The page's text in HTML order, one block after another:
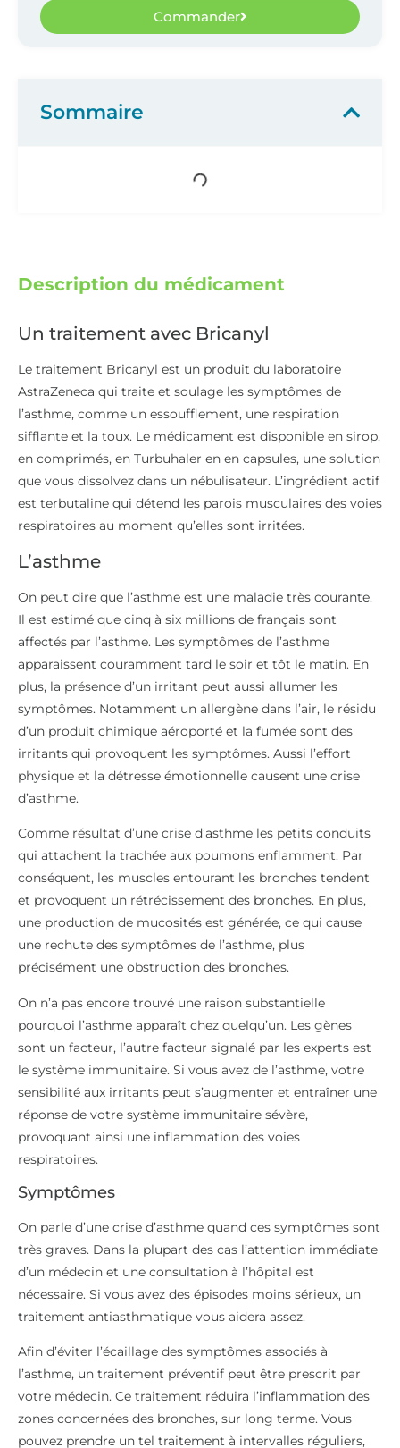
Commander
Description du médicament
Un traitement avec Bricanyl
Le traitement Bricanyl est un produit du laboratoire
AstraZeneca qui traite et soulage les symptômes de
l’asthme, comme un essoufflement, une respiration
sifflante et la toux. Le médicament est disponible en sirop,
en comprimés, en Turbuhaler en en capsules, une solution
que vous dissolvez dans un nébulisateur. L’ingrédient actif
est terbutaline qui détend les parois musculaires des voies
respiratoires au moment qu’elles sont irritées.
L’asthme
On peut dire que l’asthme est une maladie très courante.
Il est estimé que cinq à six millions de français sont
affectés par l’asthme. Les symptômes de l’asthme
apparaissent couramment tard le soir et tôt le matin. En
plus, la présence d’un irritant peut aussi allumer les
symptômes. Notamment un allergène dans l’air, le résidu
d’un produit chimique aéroporté et la fumée sont des
irritants qui provoquent les symptômes. Aussi l’effort
physique et la détresse émotionnelle causent une crise
d’asthme.
Comme résultat d’une crise d’asthme les petits conduits
qui attachent la trachée aux poumons enflamment. Par
conséquent, les muscles entourant les bronches tendent
et provoquent un rétrécissement des bronches. En plus,
une production de mucosités est générée, ce qui cause
une rechute des symptômes de l’asthme, plus
précisément une obstruction des bronches.
On n’a pas encore trouvé une raison substantielle
pourquoi l’asthme apparaît chez quelqu’un. Les gènes
sont un facteur, l’autre facteur signalé par les experts est
le système immunitaire. Si vous avez de l’asthme, votre
sensibilité aux irritants peut s’augmenter et entraîner une
réponse de votre système immunitaire sévère,
provoquant ainsi une inflammation des voies
respiratoires.
Symptômes
On parle d’une crise d’asthme quand ces symptômes sont
très graves. Dans la plupart des cas l’attention immédiate
d’un médecin et une consultation à l’hôpital est
nécessaire. Si vous avez des épisodes moins sérieux, un
traitement antiasthmatique vous aidera assez.
Afin d’éviter l’écaillage des symptômes associés à
l’asthme, un traitement préventif peut être prescrit par
votre médecin. Ce traitement réduira l’inflammation des
zones concernées des bronches, sur long terme. Vous
pouvez prendre un tel traitement à intervalles réguliers,
Sommaire